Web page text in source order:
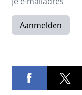
Aanmelden